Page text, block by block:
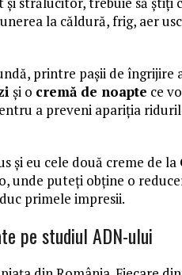
la căldură, frig, aer
printre pașii de îngrijire
și o cremă de noapte ce
a preveni apariția
şi eu cele două creme de la
unde puteți obține o
primele impresii.
pe studiul ADN-ului